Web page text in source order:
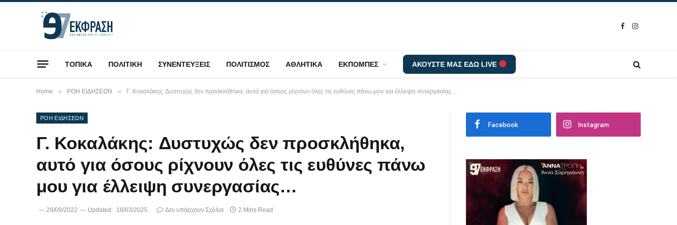
Facebook
Instagram
ΤΟΠΙΚΑ ΠΟΛΙΤΙΚΗ ΣΥΝΕΝΤΕΥΞΕΙΣ ΠΟΛΙΤΙΣΜΟΣ ΑΘΛΗΤΙΚΑ ΕΚΠΟΜΠΕΣ ΑΚΟΥΣΤΕ ΜΑΣ ΕΔΩ LIVE
Home » ΡΟΗ ΕΙΔΗΣΕΩΝ » Γ. Κοκαλάκης: Δυστυχώς δεν προσκλήθηκα, αυτό για όσους ρίχνουν όλες τις ευθύνες πάνω μου για έλλειψη συνεργασίας…
ΡΟΗ ΕΙΔΗΣΕΩΝ
Γ. Κοκαλάκης: Δυστυχώς δεν προσκλήθηκα,
αυτό για όσους ρίχνουν όλες τις ευθύνες πάνω
μου για έλλειψη συνεργασίας…
29/09/2022 Updated: 18/03/2025 Δεν υπάρχουν Σχόλια 2 Mins Read
Facebook Instagram